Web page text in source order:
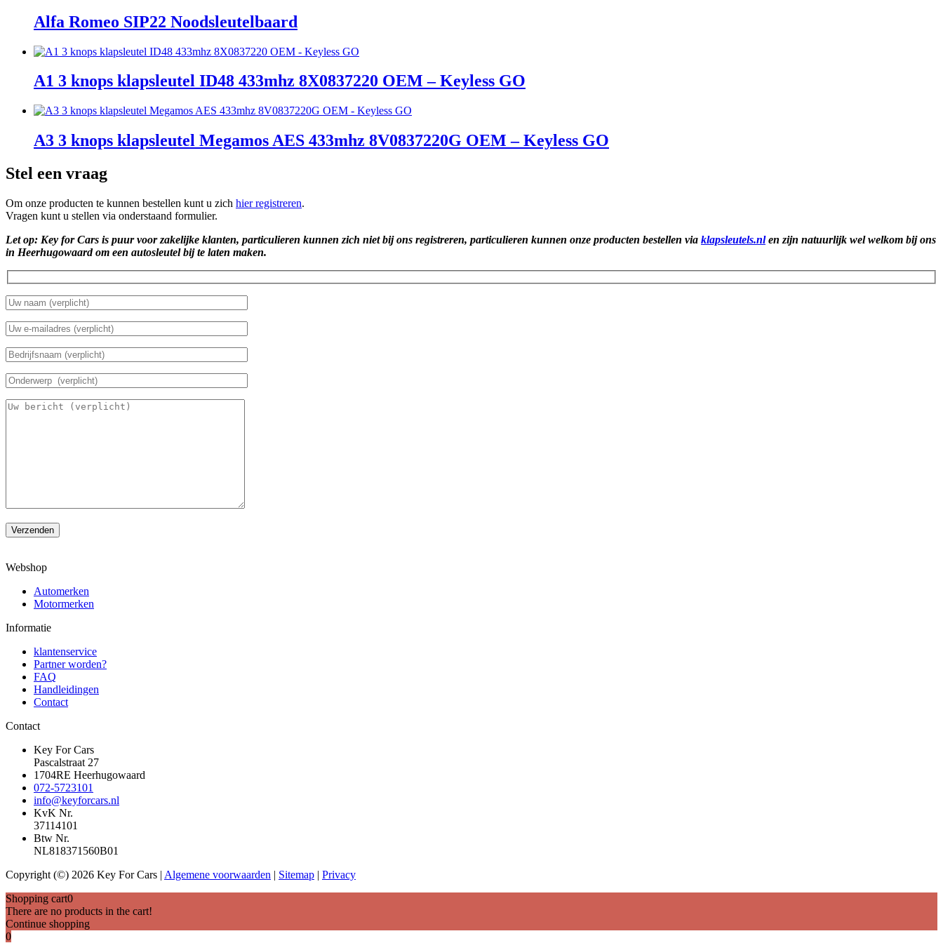
Alfa Romeo SIP22 Noodsleutelbaard
A1 3 knops klapsleutel ID48 433mhz 8X0837220 OEM – Keyless GO
A3 3 knops klapsleutel Megamos AES 433mhz 8V0837220G OEM – Keyless GO
Stel een vraag
Om onze producten te kunnen bestellen kunt u zich hier registreren.
Vragen kunt u stellen via onderstaand formulier.
Let op: Key for Cars is puur voor zakelijke klanten, particulieren kunnen zich niet bij ons registreren, particulieren kunnen onze producten bestellen via klapsleutels.nlen zijn natuurlijk wel welkom bij ons
in Heerhugowaard om een autosleutel bij te laten maken.
Verzenden
Webshop
Automerken
Motormerken
Informatie
klantenservice
Partner worden?
FAQ
Handleidingen
Contact
Contact
Key For Cars
Pascalstraat 27
1704RE Heerhugowaard
072-5723101
info@keyforcars.nl
KvK Nr.
37114101
Btw Nr.
NL818371560B01
Copyright (©) 2026 Key For Cars | Algemene voorwaarden | Sitemap | Privacy
Shopping cart0
There are no products in the cart!
Continue shopping
0